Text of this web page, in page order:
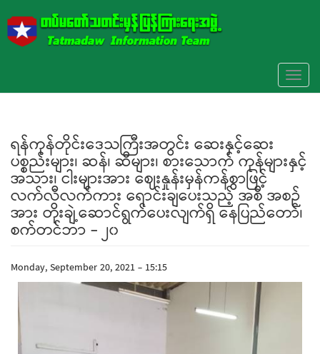
ရန်ကုန်တိုင်းဒေသကြီးအတွင်း ဆေးနှင့်ဆေး
ပစ္စည်းများ၊ ဆန်၊ ဆီများ၊ စားသောက် ကုန်များနှင့်
အသား၊ ငါးများအား ဈေးနှုန်းမှန်ကန်စွာဖြင့်
လက်လီလက်ကား ရောင်းချပေးသည့် အစီ အစဉ်
အား တိုးချဲ့ဆောင်ရွက်ပေးလျက်ရှိ နေပြည်တော်၊
စက်တင်ဘာ - ၂၀
Monday, September 20, 2021 - 15:15